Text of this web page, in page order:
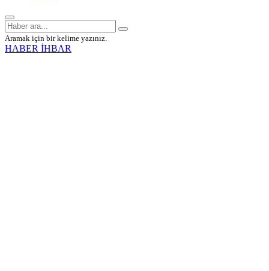
Aramak için bir kelime yazınız.
HABER İHBAR